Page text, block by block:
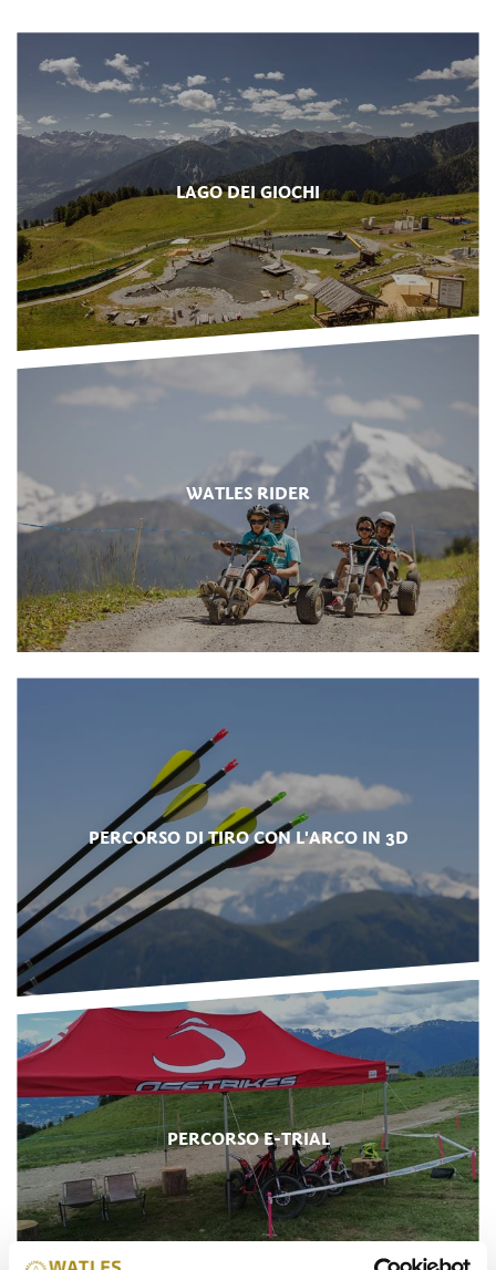
LAGO DEI GIOCHI
WATLES RIDER
PERCORSO DI TIRO CON L'ARCO IN 3D
PERCORSO E-TRIAL